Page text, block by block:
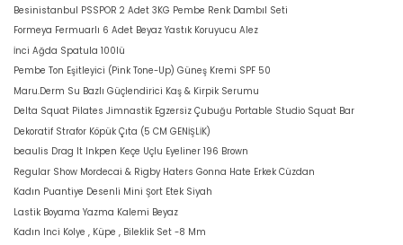
Besinistanbul PSSPOR 2 Adet 3KG Pembe Renk Dambıl Seti
Formeya Fermuarlı 6 Adet Beyaz Yastık Koruyucu Alez
İnci Ağda Spatula 100lü
Pembe Ton Eşitleyici (Pink Tone-Up) Güneş Kremi SPF 50
Maru.Derm Su Bazlı Güçlendirici Kaş & Kirpik Serumu
Delta Squat Pilates Jimnastik Egzersiz Çubuğu Portable Studio Squat Bar
Dekoratif Strafor Köpük Çıta (5 CM GENİŞLİK)
beaulis Drag It Inkpen Keçe Uçlu Eyeliner 196 Brown
Regular Show Mordecai & Rigby Haters Gonna Hate Erkek Cüzdan
Kadın Puantiye Desenli Mini Şort Etek Siyah
Lastik Boyama Yazma Kalemi Beyaz
Kadın Inci Kolye , Küpe , Bileklik Set -8 Mm